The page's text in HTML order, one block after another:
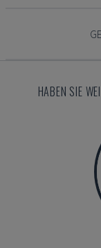
HABEN SIE